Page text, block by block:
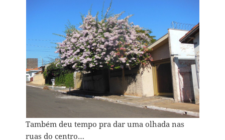
Também deu tempo pra dar uma olhada nas
ruas do centro…